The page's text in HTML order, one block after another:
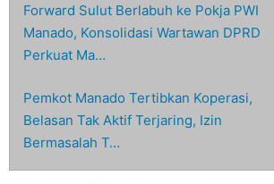
Forward Sulut Berlabuh ke Pokja PWI
Manado, Konsolidasi Wartawan DPRD
Perkuat Ma…
Pemkot Manado Tertibkan Koperasi,
Belasan Tak Aktif Terjaring, Izin
Bermasalah T…